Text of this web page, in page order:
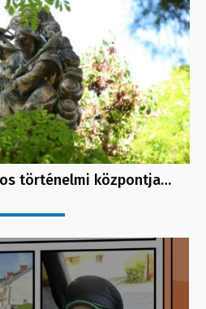
történelmi központja…